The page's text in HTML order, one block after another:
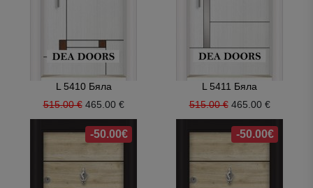
L 5410 Бяла
515.00 € 465.00 €
L 5411 Бяла
515.00 € 465.00 €
-50.00€ -50.00€